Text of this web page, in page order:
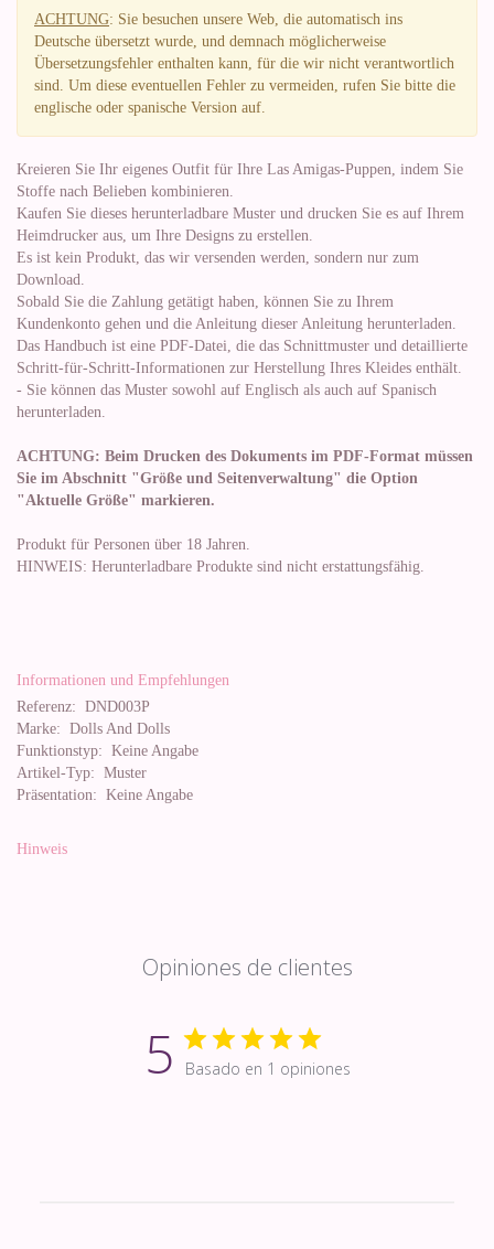
ACHTUNG: Sie besuchen unsere Web, die automatisch ins
Deutsche übersetzt wurde, und demnach möglicherweise
Übersetzungsfehler enthalten kann, für die wir nicht verantwortlich
sind. Um diese eventuellen Fehler zu vermeiden, rufen Sie bitte die
englische oder spanische Version auf.
Kreieren Sie Ihr eigenes Outfit für Ihre Las Amigas-Puppen, indem Sie
Stoffe nach Belieben kombinieren.
Kaufen Sie dieses herunterladbare Muster und drucken Sie es auf Ihrem
Heimdrucker aus, um Ihre Designs zu erstellen.
Es ist kein Produkt, das wir versenden werden, sondern nur zum
Download.
Sobald Sie die Zahlung getätigt haben, können Sie zu Ihrem
Kundenkonto gehen und die Anleitung dieser Anleitung herunterladen.
Das Handbuch ist eine PDF-Datei, die das Schnittmuster und detaillierte
Schritt-für-Schritt-Informationen zur Herstellung Ihres Kleides enthält.
- Sie können das Muster sowohl auf Englisch als auch auf Spanisch
herunterladen.
ACHTUNG: Beim Drucken des Dokuments im PDF-Format müssen
Sie im Abschnitt "Größe und Seitenverwaltung" die Option
"Aktuelle Größe" markieren.
Produkt für Personen über 18 Jahren.
HINWEIS: Herunterladbare Produkte sind nicht erstattungsfähig.
Informationen und Empfehlungen
Referenz: DND003P
Marke: Dolls And Dolls
Funktionstyp: Keine Angabe
Artikel-Typ: Muster
Präsentation: Keine Angabe
Hinweis
Opiniones de clientes
5 Basado en 1 opiniones